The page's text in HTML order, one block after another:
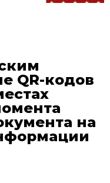
QR-кодов
на